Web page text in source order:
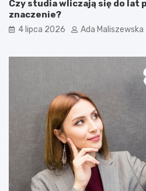
Czy studia wliczają się do lat
znaczenie?
4 lipca 2026 Ada Maliszewska